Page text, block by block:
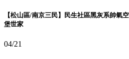
【松山區/南京三民】民生社區黑灰系帥氣
堡世家
04/21